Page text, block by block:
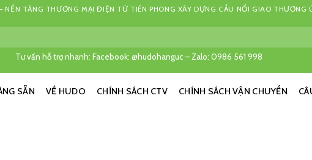
NỀN TẢNG THƯƠNG MẠI ĐIỆN TỬ TIÊN PHONG XÂY DỰNG CẦU NỐI GIAO THƯƠNG
Tư vấn hỗ trợ nhanh: Facebook: @hudohanguc – Zalo: 0986 561 998
SẴN VỀ HUDO CHÍNH SÁCH CTV CHÍNH SÁCH VẬN CHUYỂN